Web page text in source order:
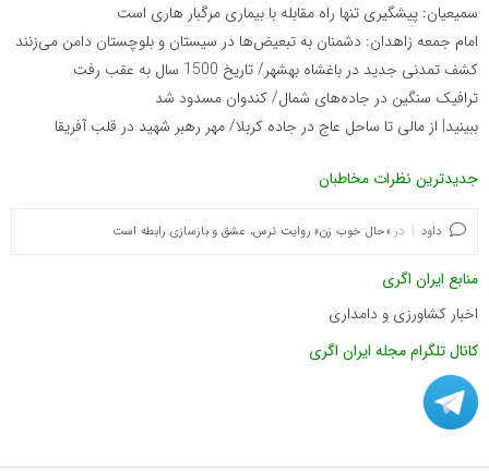
سمیعیان: پیشگیری تنها راه مقابله با بیماری مرگبار هاری است
امام جمعه زاهدان: دشمنان به تبعیض‌ها در سیستان و بلوچستان دامن می‌زنند
کشف تمدنی جدید در باغشاه بهشهر/ تاریخ 1500 سال به عقب رفت
ترافیک سنگین در جاده‌های شمال/ کندوان مسدود شد
ببینید| از مالی تا ساحل عاج در جاده کربلا/ مهر رهبر شهید در قلب آفریقا
جدیدترین نظرات مخاطبان
داود در «حال خوب زن» روایت ترس، عشق و بازسازی رابطه است
منابع ایران اگری
اخبار کشاورزی و دامداری
کانال تلگرام مجله ایران اگری